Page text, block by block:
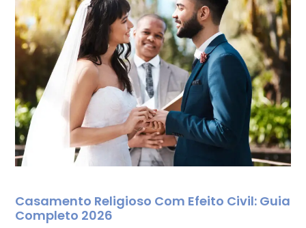
Casamento Religioso Com Efeito Civil: Guia
Completo 2026